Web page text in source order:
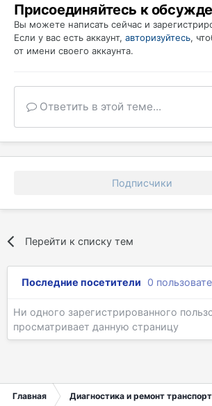
Присоединяйтесь к
Вы можете написать сейчас и
Если у вас есть аккаунт, авторизуйтесь,
от имени своего аккаунта.
Ответить в этой теме...
Подписчики
Перейти к списку тем
Последние посетители 0
Ни одного зарегистрированного
просматривает данную страницу
Главная Диагностика и ремонт